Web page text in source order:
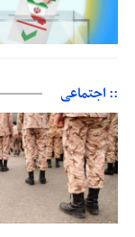
:: اجتماعی